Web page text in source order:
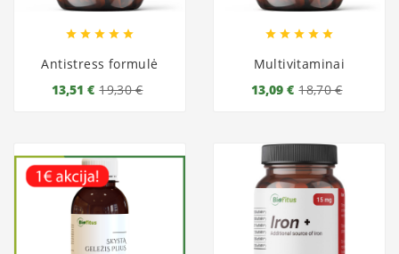
    
Antistress formulė
13,51 € 19,30 €
    
Multivitaminai
13,09 € 18,70 €